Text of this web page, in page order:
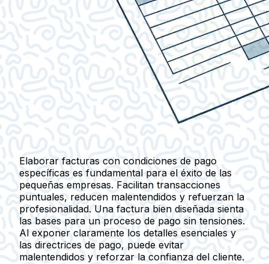
Elaborar facturas con condiciones de pago
específicas es fundamental para el éxito de las
pequeñas empresas. Facilitan transacciones
puntuales, reducen malentendidos y refuerzan la
profesionalidad. Una factura bien diseñada sienta
las bases para un proceso de pago sin tensiones.
Al exponer claramente los detalles esenciales y
las directrices de pago, puede evitar
malentendidos y reforzar la confianza del cliente.